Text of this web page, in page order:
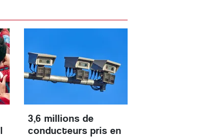
3,6 millions de
conducteurs pris en